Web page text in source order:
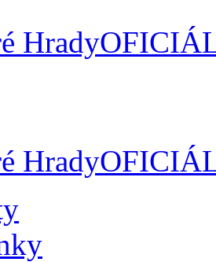
Hrady
Hrady